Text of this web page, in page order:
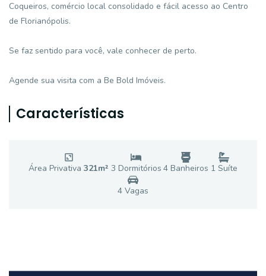
Coqueiros, comércio local consolidado e fácil acesso ao Centro
de Florianópolis.
Se faz sentido para você, vale conhecer de perto.
Agende sua visita com a Be Bold Imóveis.
Características
Área Privativa321m² 3 Dormitórios 4 Banheiros 1 Suíte
4 Vagas